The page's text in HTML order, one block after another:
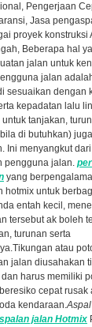
Pengerjaan
, Jasa
proyek konstruksi
Beberapa hal
jalan untuk
jalan
sesuaikan dengan
kepadatan lalu
untuk tanjakan,
di butuhkan)
Ini menyangkut
pengguna jalan.
yang
hotmix untuk
entah kecil,
tersebut ak boleh
turunan serta
atau
jalan diusahakan
harus memiliki
cepat rusak
kendaraan.Aspal
jalan Hotmix